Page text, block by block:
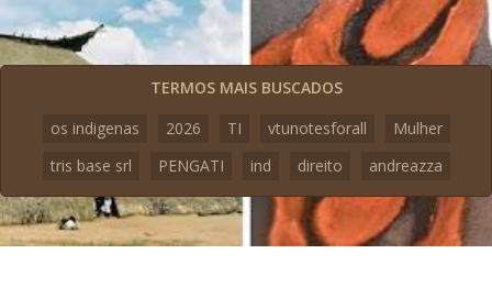
TERMOS MAIS BUSCADOS
os indigenas
2026 TI vtunotesforall
Mulher
tris base srl
PENGATI ind direito andreazza